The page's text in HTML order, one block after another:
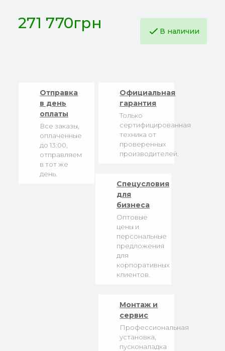
271 770грн В наличии
Отправка
в день
оплаты
Все заказы,
оплаченные
до 13:00,
отправляем
в тот же
день.
Официальная
гарантия
Только
сертифицированная
техника от
проверенных
производителей.
Спецусловия
для
бизнеса
Оптовые
цены и
персональные
предложения
для
корпоративных
клиентов.
Монтаж и
сервис
Профессиональная
установка,
пусконаладка